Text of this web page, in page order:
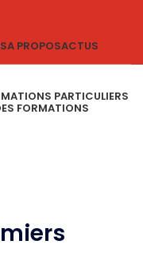
A PROPOSACTUS
PARTICULIERS
FORMATIONS